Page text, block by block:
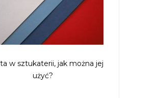
w sztukaterii, jak można jej
użyć?